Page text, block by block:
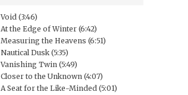
Void (3:46)
At the Edge of Winter (6:42)
Measuring the Heavens (6:51)
Nautical Dusk (5:35)
Vanishing Twin (5:49)
Closer to the Unknown (4:07)
A Seat for the Like-Minded (5:01)